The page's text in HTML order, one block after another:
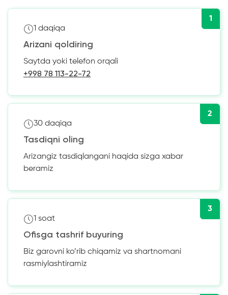
1
1 daqiqa
Arizani qoldiring
Saytda yoki telefon orqali
+998 78 113-22-72
2
30 daqiqa
Tasdiqni oling
Arizangiz tasdiqlangani haqida sizga xabar
beramiz
3
1 soat
Ofisga tashrif buyuring
Biz garovni ko’rib chiqamiz va shartnomani
rasmiylashtiramiz